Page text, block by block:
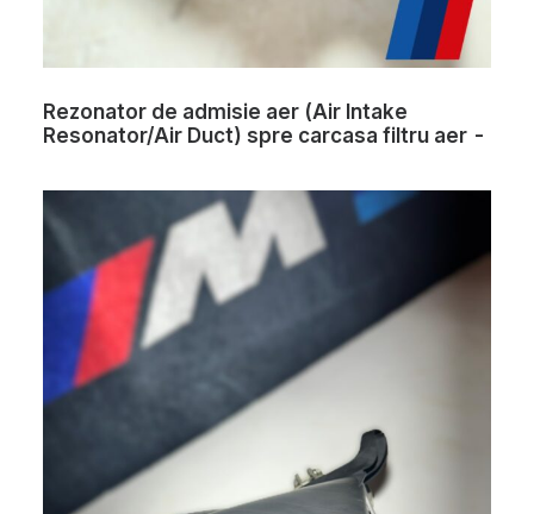
Rezonator de admisie aer (Air Intake
Resonator/Air Duct) spre carcasa filtru aer